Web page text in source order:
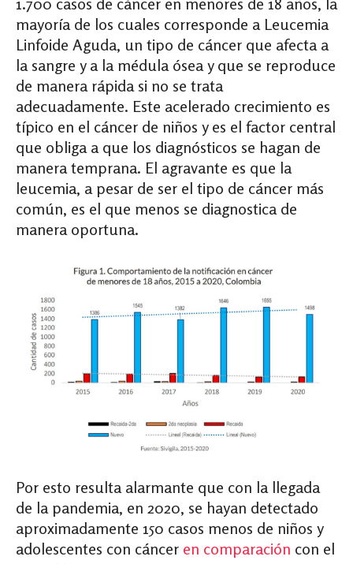
mayoría de los cuales corresponde a Leucemia
Linfoide Aguda, un tipo de cáncer que afecta a
la sangre y a la médula ósea y que se reproduce
de manera rápida si no se trata
adecuadamente. Este acelerado crecimiento es
típico en el cáncer de niños y es el factor central
que obliga a que los diagnósticos se hagan de
manera temprana. El agravante es que la
leucemia, a pesar de ser el tipo de cáncer más
común, es el que menos se diagnostica de
manera oportuna.
Por esto resulta alarmante que con la llegada
de la pandemia, en 2020, se hayan detectado
aproximadamente 150 casos menos de niños y
adolescentes con cáncer en comparación con el